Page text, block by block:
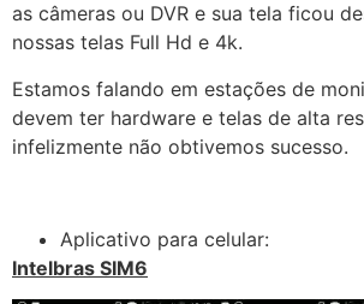
as câmeras ou DVR e sua tela ficou
nossas telas Full Hd e 4k.
Estamos falando em estações de
devem ter hardware e telas de alta
infelizmente não obtivemos sucesso.
Aplicativo para celular:
Intelbras SIM6